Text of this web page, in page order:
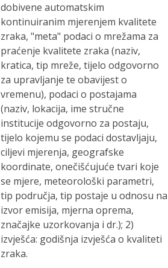
dobivene automatskim
kontinuiranim mjerenjem kvalitete
zraka, "meta" podaci o mrežama za
praćenje kvalitete zraka (naziv,
kratica, tip mreže, tijelo odgovorno
za upravljanje te obavijest o
vremenu), podaci o postajama
(naziv, lokacija, ime stručne
institucije odgovorno za postaju,
tijelo kojemu se podaci dostavljaju,
ciljevi mjerenja, geografske
koordinate, onečišćujuće tvari koje
se mjere, meteorološki parametri,
tip područja, tip postaje u odnosu na
izvor emisija, mjerna oprema,
značajke uzorkovanja i dr.); 2)
izvješća: godišnja izvješća o kvaliteti
zraka.